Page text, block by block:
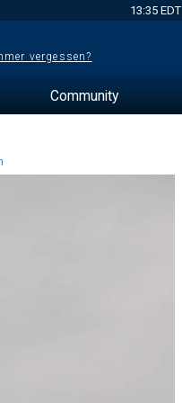
13:35 EDT
vergessen?
Community